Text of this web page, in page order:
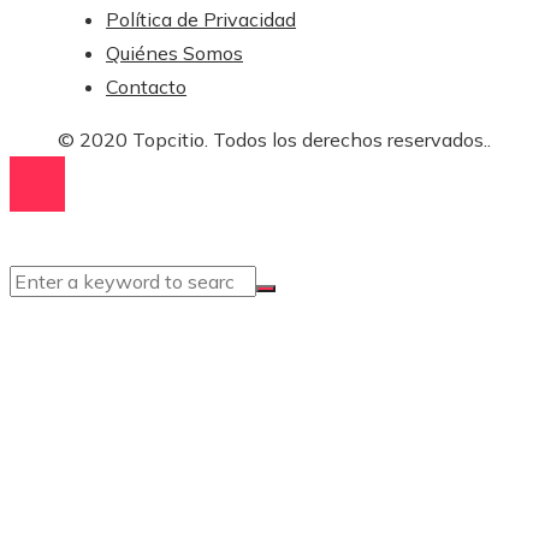
Política de Privacidad
Quiénes Somos
Contacto
© 2020 Topcitio. Todos los derechos reservados..